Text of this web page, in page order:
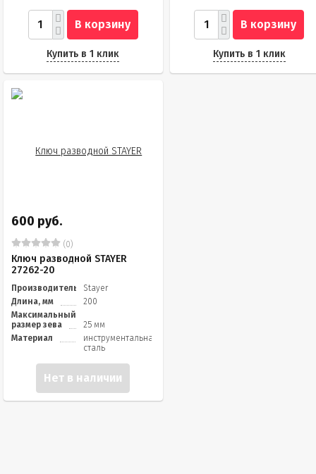
В корзину
Купить в 1 клик
В корзину
Купить в 1 клик
600 руб.
(0)
Ключ разводной STAYER
27262-20
Производитель
Stayer
Длина, мм
200
Максимальный
размер зева
25 мм
Материал
инструментальная
сталь
Нет в наличии